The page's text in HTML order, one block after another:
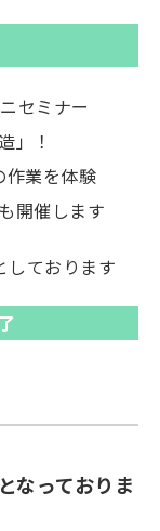
セミナー
」！
作業を体験
開催します
しております
なっておりま